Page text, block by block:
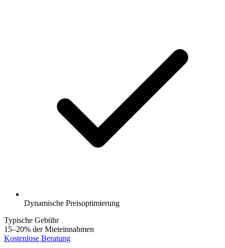
Dynamische Preisoptimierung
Typische Gebühr
15–20% der Mieteinnahmen
Kostenlose Beratung